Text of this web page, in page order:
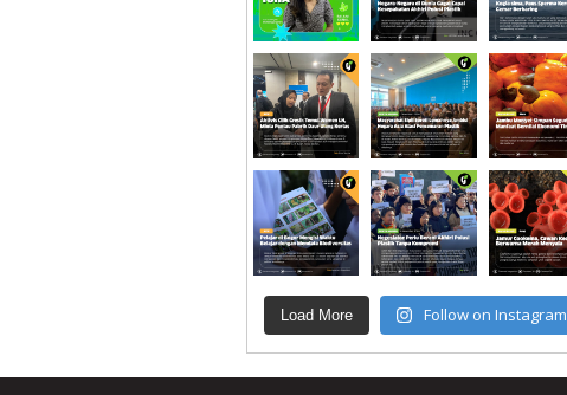
Load More Follow on Instagram